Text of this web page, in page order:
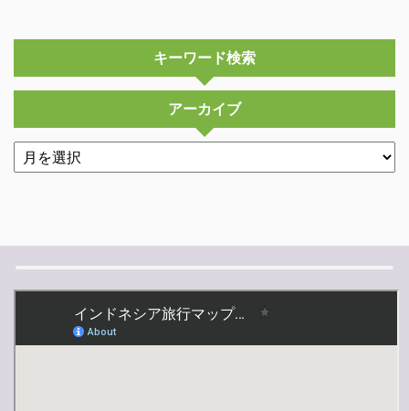
キーワード検索
アーカイブ